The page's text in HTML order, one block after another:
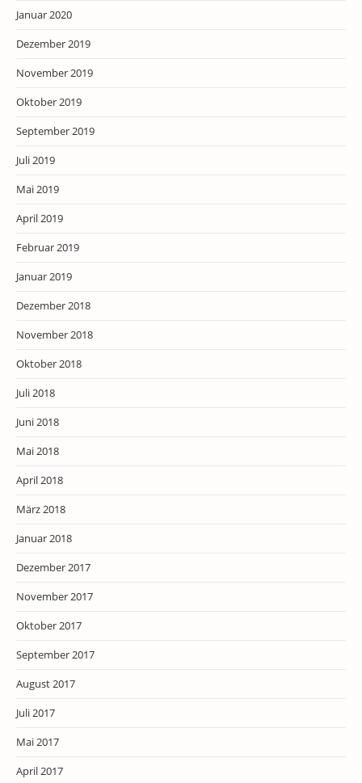
Januar 2020
Dezember 2019
November 2019
Oktober 2019
September 2019
Juli 2019
Mai 2019
April 2019
Februar 2019
Januar 2019
Dezember 2018
November 2018
Oktober 2018
Juli 2018
Juni 2018
Mai 2018
April 2018
März 2018
Januar 2018
Dezember 2017
November 2017
Oktober 2017
September 2017
August 2017
Juli 2017
Mai 2017
April 2017